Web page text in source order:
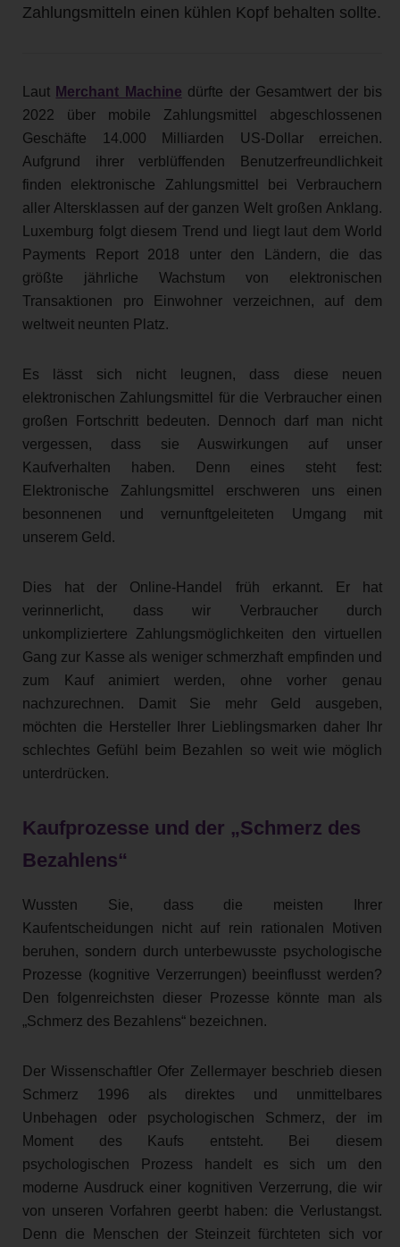
Zahlungsmitteln einen kühlen Kopf behalten sollte.
Laut Merchant Machine dürfte der Gesamtwert der bis
2022 über mobile Zahlungsmittel abgeschlossenen
Geschäfte 14.000 Milliarden US-Dollar erreichen.
Aufgrund ihrer verblüffenden Benutzerfreundlichkeit
finden elektronische Zahlungsmittel bei Verbrauchern
aller Altersklassen auf der ganzen Welt großen Anklang.
Luxemburg folgt diesem Trend und liegt laut dem World
Payments Report 2018 unter den Ländern, die das
größte jährliche Wachstum von elektronischen
Transaktionen pro Einwohner verzeichnen, auf dem
weltweit neunten Platz.
Es lässt sich nicht leugnen, dass diese neuen
elektronischen Zahlungsmittel für die Verbraucher einen
großen Fortschritt bedeuten. Dennoch darf man nicht
vergessen, dass sie Auswirkungen auf unser
Kaufverhalten haben. Denn eines steht fest:
Elektronische Zahlungsmittel erschweren uns einen
besonnenen und vernunftgeleiteten Umgang mit
unserem Geld.
Dies hat der Online-Handel früh erkannt. Er hat
verinnerlicht, dass wir Verbraucher durch
unkompliziertere Zahlungsmöglichkeiten den virtuellen
Gang zur Kasse als weniger schmerzhaft empfinden und
zum Kauf animiert werden, ohne vorher genau
nachzurechnen. Damit Sie mehr Geld ausgeben,
möchten die Hersteller Ihrer Lieblingsmarken daher Ihr
schlechtes Gefühl beim Bezahlen so weit wie möglich
unterdrücken.
Kaufprozesse und der „Schmerz des
Bezahlens“
Wussten Sie, dass die meisten Ihrer
Kaufentscheidungen nicht auf rein rationalen Motiven
beruhen, sondern durch unterbewusste psychologische
Prozesse (kognitive Verzerrungen) beeinflusst werden?
Den folgenreichsten dieser Prozesse könnte man als
„Schmerz des Bezahlens“ bezeichnen.
Der Wissenschaftler Ofer Zellermayer beschrieb diesen
Schmerz 1996 als direktes und unmittelbares
Unbehagen oder psychologischen Schmerz, der im
Moment des Kaufs entsteht. Bei diesem
psychologischen Prozess handelt es sich um den
moderne Ausdruck einer kognitiven Verzerrung, die wir
von unseren Vorfahren geerbt haben: die Verlustangst.
Denn die Menschen der Steinzeit fürchteten sich vor